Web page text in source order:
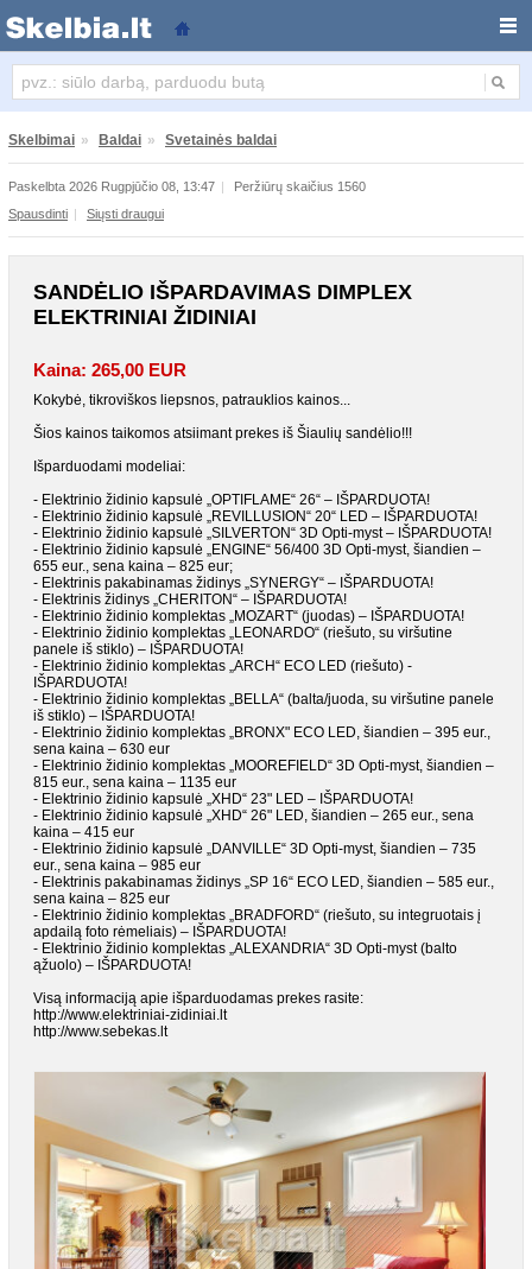
Skelbimai » Baldai » Svetainės baldai
Paskelbta 2026 Rugpjūčio 08, 13:47 |
Peržiūrų skaičius 1560
Spausdinti | Siųsti draugui
SANDĖLIO IŠPARDAVIMAS DIMPLEX
ELEKTRINIAI ŽIDINIAI
Kaina: 265,00 EUR
Kokybė, tikroviškos liepsnos, patrauklios kainos...
Šios kainos taikomos atsiimant prekes iš Šiaulių sandėlio!!!
Išparduodami modeliai:
- Elektrinio židinio kapsulė „OPTIFLAME“ 26“ – IŠPARDUOTA!
- Elektrinio židinio kapsulė „REVILLUSION“ 20“ LED – IŠPARDUOTA!
- Elektrinio židinio kapsulė „SILVERTON“ 3D Opti-myst – IŠPARDUOTA!
- Elektrinio židinio kapsulė „ENGINE“ 56/400 3D Opti-myst, šiandien –
655 eur., sena kaina – 825 eur;
- Elektrinis pakabinamas židinys „SYNERGY“ – IŠPARDUOTA!
- Elektrinis židinys „CHERITON“ – IŠPARDUOTA!
- Elektrinio židinio komplektas „MOZART“ (juodas) – IŠPARDUOTA!
- Elektrinio židinio komplektas „LEONARDO“ (riešuto, su viršutine
panele iš stiklo) – IŠPARDUOTA!
- Elektrinio židinio komplektas „ARCH“ ECO LED (riešuto) -
IŠPARDUOTA!
- Elektrinio židinio komplektas „BELLA“ (balta/juoda, su viršutine panele
iš stiklo) – IŠPARDUOTA!
- Elektrinio židinio komplektas „BRONX" ECO LED, šiandien – 395 eur.,
sena kaina – 630 eur
- Elektrinio židinio komplektas „MOOREFIELD“ 3D Opti-myst, šiandien –
815 eur., sena kaina – 1135 eur
- Elektrinio židinio kapsulė „XHD“ 23" LED – IŠPARDUOTA!
- Elektrinio židinio kapsulė „XHD“ 26" LED, šiandien – 265 eur., sena
kaina – 415 eur
- Elektrinio židinio kapsulė „DANVILLE“ 3D Opti-myst, šiandien – 735
eur., sena kaina – 985 eur
- Elektrinis pakabinamas židinys „SP 16“ ECO LED, šiandien – 585 eur.,
sena kaina – 825 eur
- Elektrinio židinio komplektas „BRADFORD“ (riešuto, su integruotais į
apdailą foto rėmeliais) – IŠPARDUOTA!
- Elektrinio židinio komplektas „ALEXANDRIA“ 3D Opti-myst (balto
ąžuolo) – IŠPARDUOTA!
Visą informaciją apie išparduodamas prekes rasite:
http://www.elektriniai-zidiniai.lt
http://www.sebekas.lt